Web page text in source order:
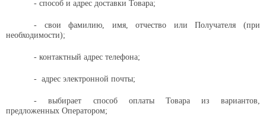
- способ и адрес доставки Товара;
- свои фамилию, имя, отчество или Получателя (при
необходимости);
- контактный адрес телефона;
- адрес электронной почты;
- выбирает способ оплаты Товара из вариантов,
предложенных Оператором;